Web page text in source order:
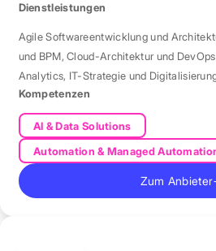
Dienstleistungen
Agile Softwareentwicklung und
und BPM,Cloud-Architektur und DevOps
Analytics, IT-Strategie und
Kompetenzen
AI & Data Solutions
Automation & Managed
Zum Anbieter